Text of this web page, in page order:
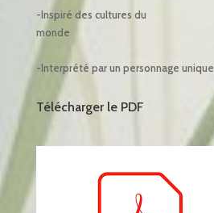
-Inspiré des cultures du
monde
-Interprété par un personnage unique
Télécharger le PDF